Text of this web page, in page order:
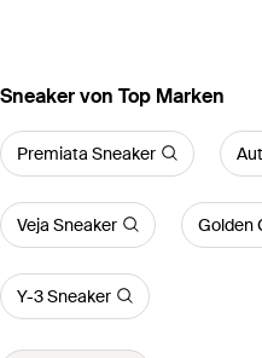
Sneaker von Top Marken
Premiata Sneaker
Veja Sneaker Golden
Y-3 Sneaker